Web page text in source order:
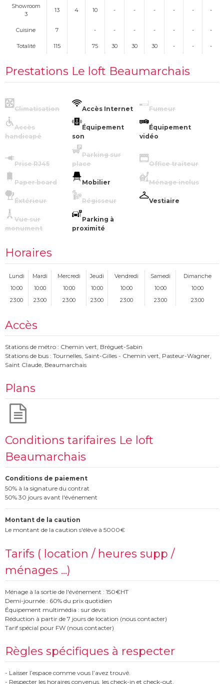
Showroom
3
13 4 10 - - - - - -
Cuisine 7 - - - - - - -
Totalité 115 75 30 30 30 - - -
Prestations Le loft Beaumarchais
Climatisation Accès Internet Fumeur
Accès
handicapé
Équipement
son
Équipement
vidéo
Prise RJ45
Parking sur
place
Office traiteur
Paper board Mobilier Ménage inclus
Éxtérieur Régisseur Vestiaire
Vue sur
monument
Parking à
proximité
Horaires
Lundi Mardi Mercredi Jeudi Vendredi Samedi
Dimanche
10:00
10:00 10:00 10:00 10:00 10:00
10:00
23:00
23:00 23:00 23:00 23:00 23:00 23:00
Accès
Stations de métro : Chemin vert, Bréguet-Sabin
Stations de bus : Tournelles, Saint-Gilles - Chemin vert, Pasteur-Wagner,
Saint Claude, Beaumarchais
Plans
Conditions tarifaires Le loft
Beaumarchais
Conditions de paiement
50% à la signature du contrat
50% 30 jours avant l'événement
Montant de la caution
Le montant de la caution s'élève à 5000€
Tarifs ( location / heures supp /
ménages ...)
Ménage à la sortie de l'événement : 150€HT
Demi-journée : 60% du prix quotidien
Équipement multimédia : sur devis
Réduction à partir de 7 jours de location (nous contacter)
Tarif spécial pour FW (nous contacter)
Règles spécifiques à respecter
- Laisser l’espace comme vous l’avez trouvé.
- Respecter les horaires convenus, les check-in et check-out.